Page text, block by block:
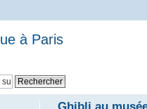
à Paris
Ghibli au